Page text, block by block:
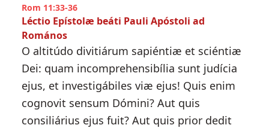
Rom 11:33-36
Léctio Epístolæ beáti Pauli Apóstoli ad
Romános
O altitúdo divitiárum sapiéntiæ et sciéntiæ
Dei: quam incomprehensibília sunt judícia
ejus, et investigábiles viæ ejus! Quis enim
cognovit sensum Dómini? Aut quis
consiliárius ejus fuit? Aut quis prior dedit